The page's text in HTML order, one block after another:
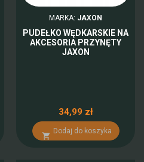
MARKA: JAXON
PUDEŁKO WĘDKARSKIE NA
AKCESORIA PRZYNĘTY
JAXON
34,99 zł

Dodaj do koszyka